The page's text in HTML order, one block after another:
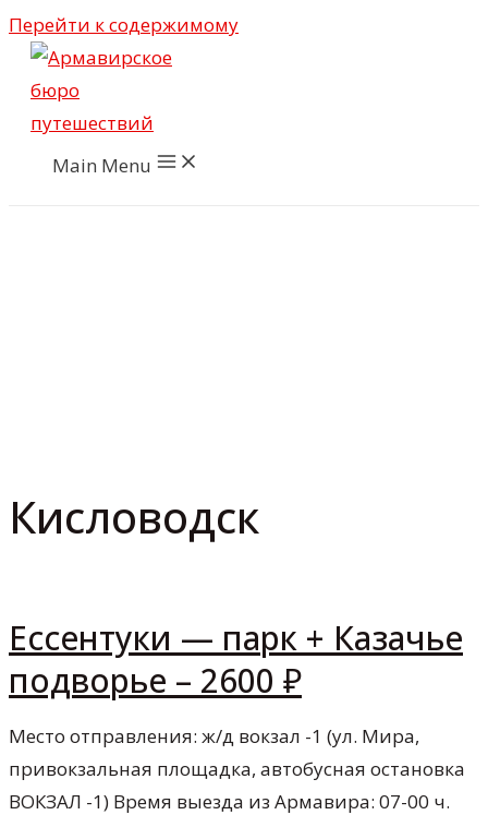
Перейти к содержимому
Main Menu
Кисловодск
Ессентуки — парк + Казачье
подворье – 2600 ₽
Место отправления: ж/д вокзал -1 (ул. Мира,
привокзальная площадка, автобусная остановка
ВОКЗАЛ -1) Время выезда из Армавира: 07-00 ч.